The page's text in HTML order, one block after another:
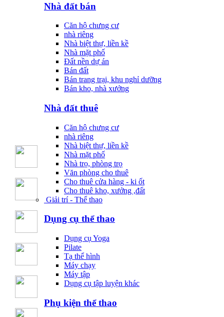
Nhà đất bán
Căn hộ chưng cư
nhà riêng
Nhà biệt thự, liền kề
Nhà mặt phố
Đất nền dự án
Bán đất
Bán trang trại, khu nghỉ dưỡng
Bán kho, nhà xưởng
Nhà đất thuê
Căn hộ chưng cư
nhà riêng
Nhà biệt thự, liền kề
Nhà mặt phố
Nhà trọ, phòng trọ
Văn phòng cho thuê
Cho thuê cửa hàng - ki ốt
Cho thuê kho, xưởng ,đất
Giải trí - Thể thao
Dụng cụ thể thao
Dụng cụ Yoga
Pilate
Tạ thể hình
Máy chạy
Máy tập
Dụng cụ tập luyện khác
Phụ kiện thể thao